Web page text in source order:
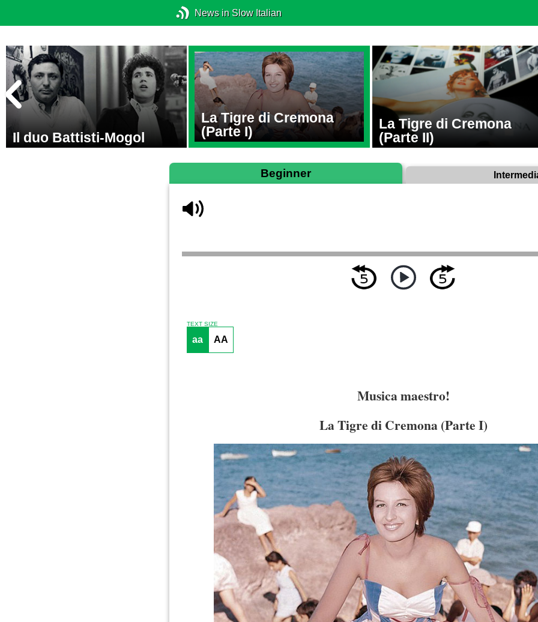
News in Slow Italian
Il duo Battisti-Mogol
La Tigre di Cremona
(Parte I)
La Tigre di Cremona
(Parte II)
Beginner
TEXT SIZE
aa AA
Musica maestro!
La Tigre di Cremona (Parte I)